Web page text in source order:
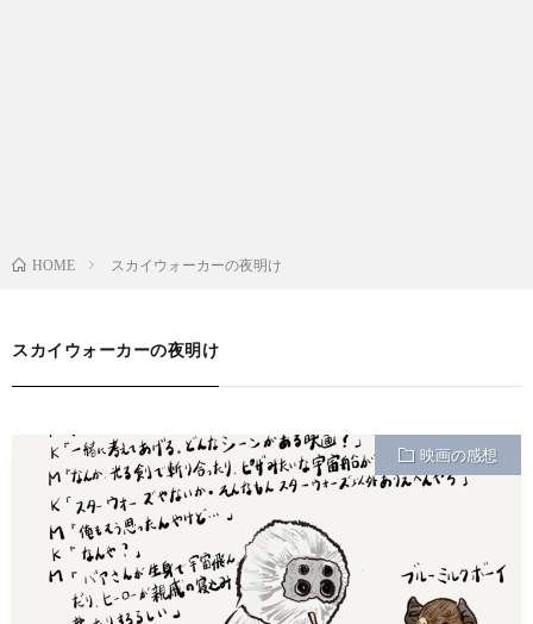
HOME スカイウォーカーの夜明け
スカイウォーカーの夜明け
映画の感想